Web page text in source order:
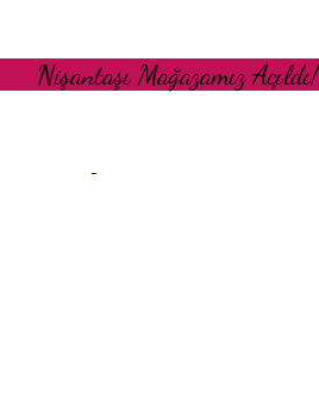
Nişantaşı Mağazamız Açıldı!